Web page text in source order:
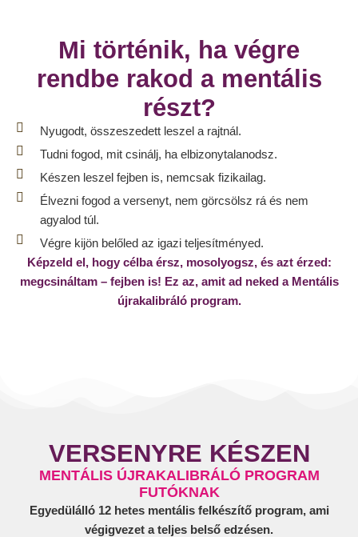
Mi történik, ha végre
rendbe rakod a mentális
részt?
Nyugodt, összeszedett leszel a rajtnál.
Tudni fogod, mit csinálj, ha elbizonytalanodsz.
Készen leszel fejben is, nemcsak fizikailag.
Élvezni fogod a versenyt, nem görcsölsz rá és nem
agyalod túl.
Végre kijön belőled az igazi teljesítményed.
Képzeld el, hogy célba érsz, mosolyogsz, és azt érzed:
megcsináltam – fejben is! Ez az, amit ad neked a Mentális
újrakalibráló program.
VERSENYRE KÉSZEN
MENTÁLIS ÚJRAKALIBRÁLÓ PROGRAM
FUTÓKNAK
Egyedülálló 12 hetes mentális felkészítő program, ami
végigvezet a teljes belső edzésen.